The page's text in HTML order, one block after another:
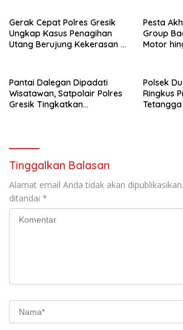
Gerak Cepat Polres Gresik
Ungkap Kasus Penagihan
Utang Berujung Kekerasan di
Pesta
Group
Motor
Pantai Dalegan Dipadati
Wisatawan, Satpolair Polres
Gresik Tingkatkan
Polsek
Ringkus
Tetangga
Tinggalkan Balasan
Alamat email Anda tidak akan dipublikasikan.
ditandai *